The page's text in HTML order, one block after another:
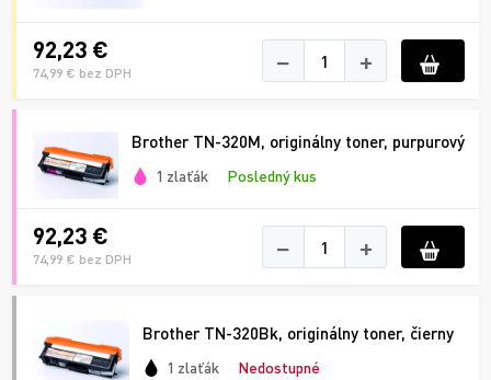
92,23 €
74,99 € bez DPH − +
Brother TN-320M, originálny toner, purpurový
1 zlaťák Posledný kus
92,23 €
74,99 € bez DPH − +
Brother TN-320Bk, originálny toner, čierny
1 zlaťák Nedostupné